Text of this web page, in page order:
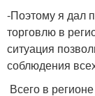
-Поэтому я дал
торговлю в
ситуация
соблюдения
Всего в